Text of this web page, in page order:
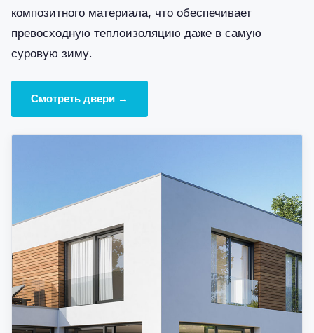
композитного материала, что обеспечивает
превосходную теплоизоляцию даже в самую
суровую зиму.
Смотреть двери →